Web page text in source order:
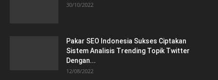
30/10/2022
Pakar SEO Indonesia Sukses Ciptakan
Sistem Analisis Trending Topik Twitter
Dengan...
12/08/2022